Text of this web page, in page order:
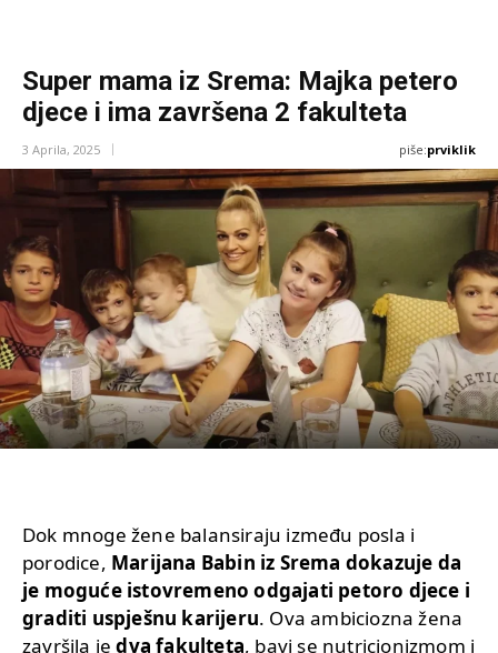
Super mama iz Srema: Majka petero
djece i ima završena 2 fakulteta
3 Aprila, 2025 piše:prviklik
Dok mnoge žene balansiraju između posla i
porodice, Marijana Babin iz Srema dokazuje da
je moguće istovremeno odgajati petoro djece i
graditi uspješnu karijeru. Ova ambiciozna žena
završila jedva fakulteta, bavi se nutricionizmom i